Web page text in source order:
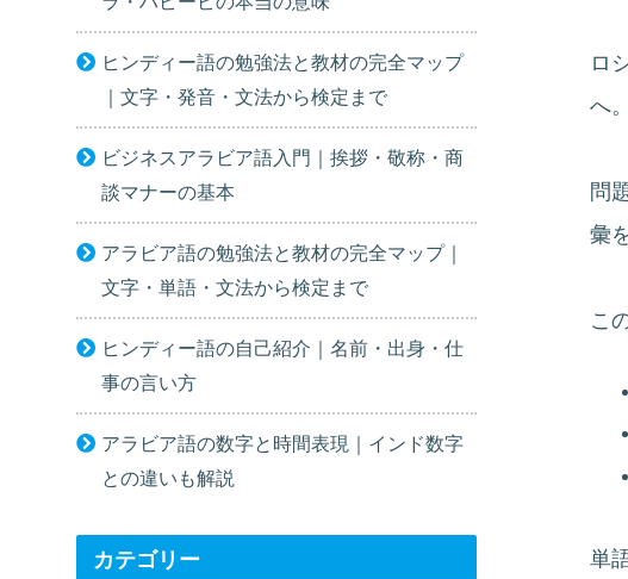
ロ
へ。
問
彙
こ
単
ヒンディー語の勉強法と教材の完全マップ
｜文字・発音・文法から検定まで
ビジネスアラビア語入門｜挨拶・敬称・商
談マナーの基本
アラビア語の勉強法と教材の完全マップ｜
文字・単語・文法から検定まで
ヒンディー語の自己紹介｜名前・出身・仕
事の言い方
アラビア語の数字と時間表現｜インド数字
との違いも解説
カテゴリー